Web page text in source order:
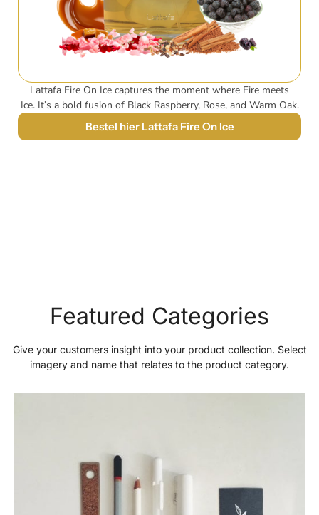
Lattafa Fire On Ice captures the moment where Fire meets
Ice.It’s a bold fusion of Black Raspberry, Rose, and Warm Oak.
Bestel hier Lattafa Fire On Ice
Featured Categories
Give your customers insight into your product collection. Select
imagery and name that relates to the product category.